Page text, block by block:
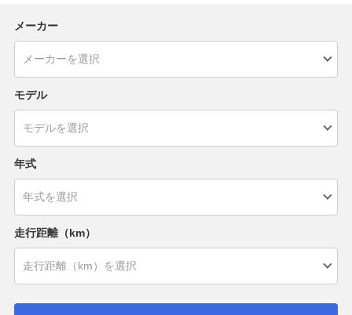
メーカー
モデル
年式
走行距離（km）